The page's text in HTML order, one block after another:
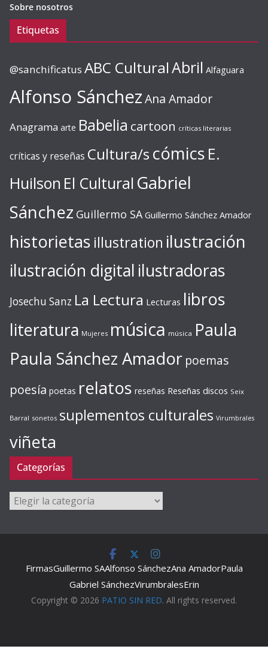
Sobre nosotros
Etiquetas
@sanchificatus ABC CulturalAbril Alfaguara
Alfonso SánchezAna Amador
Anagrama arte Babelia cartoon críticas literarias
críticas y reseñas Cultura/s cómics E.
Huilson El Cultural Gabriel
Sánchez Guillermo SA Guillermo Sánchez Amador
historietas illustration ilustración
ilustración digital ilustradoras
Josechu Sanz La Lectura Lecturas libros
literatura Mujeres música música Paula
Paula Sánchez Amador poemas
poesía poetas relatos reseñas Reseñas discos Seix
Barral sonetos suplementos culturales Virumbrales
viñeta
Categorías
Categorías
FirmasGuillermo SAAlfonso SánchezAna AmadorPaula
Gabriel SánchezVirumbralesErin
Copyright © 2026 PATIO SIN RED. All rights reserved.